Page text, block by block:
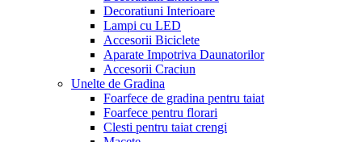
Decoratiuni Interioare
Lampi cu LED
Accesorii Biciclete
Aparate Impotriva Daunatorilor
Accesorii Craciun
Unelte de Gradina
Foarfece de gradina pentru taiat
Foarfece pentru florari
Clesti pentru taiat crengi